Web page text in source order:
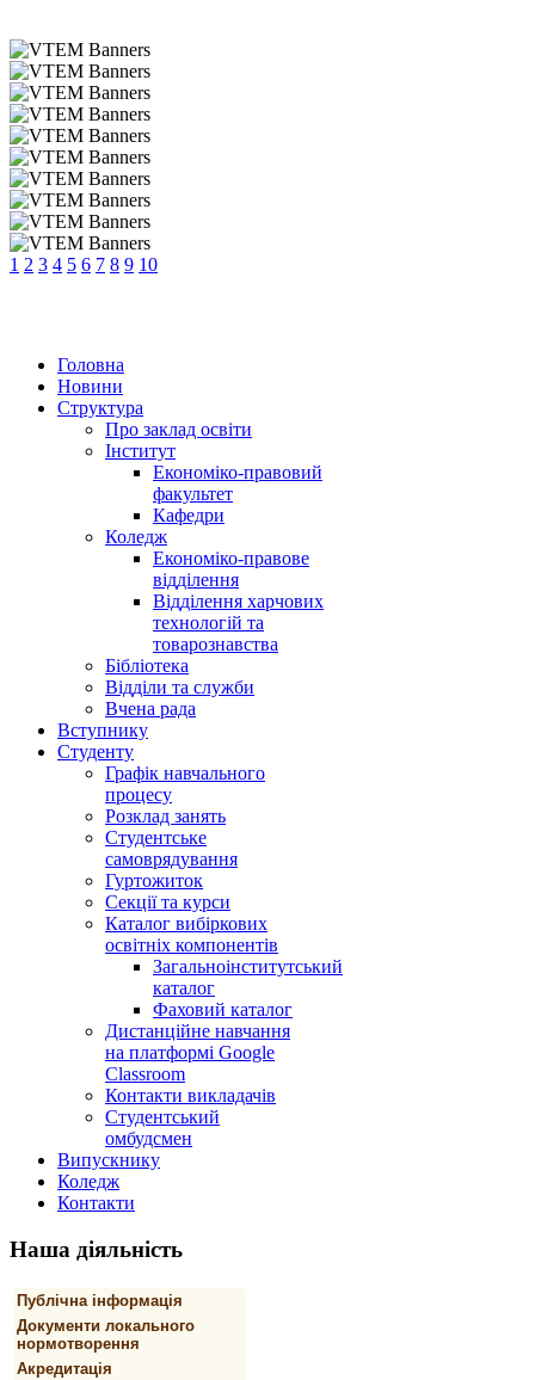
1 2 3 4 5 6 7 8 9 10
Головна
Новини
Структура
Про заклад освіти
Інститут
Економіко-правовий
факультет
Кафедри
Коледж
Економіко-правове
відділення
Відділення харчових
технологій та
товарознавства
Бібліотека
Відділи та служби
Вчена рада
Вступнику
Студенту
Графік навчального
процесу
Розклад занять
Студентське
самоврядування
Гуртожиток
Секції та курси
Каталог вибіркових
освітніх компонентів
Загальноінститутський
каталог
Фаховий каталог
Дистанційне навчання
на платформі Google
Classroom
Контакти викладачів
Студентський
омбудсмен
Випускнику
Коледж
Контакти
Наша діяльність
Публічна інформація
Документи локального
нормотворення
Акредитація